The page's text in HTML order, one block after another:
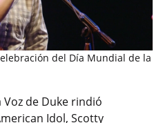
del Día Mundial de la
Voz de Duke rindió
Idol, Scotty